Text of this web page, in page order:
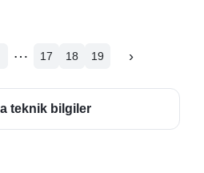
… 17 18 19 ›
Sonraki
sayfa
teknik bilgiler